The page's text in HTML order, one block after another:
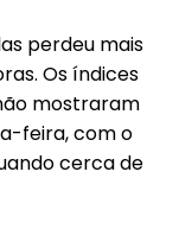
perdeu mais
Os índices
mostraram
feira, com o
cerca de